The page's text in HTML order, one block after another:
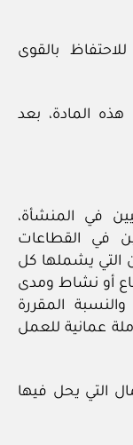
بالقوى
هذه المادة، بعد
في المنشأة،
في القطاعات
التي يشملها كل
أو نشاط ومدى
والنسبة المقررة
عمانية للعمل
التي يحل فيها